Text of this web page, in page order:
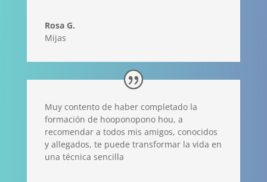
Rosa G.
Mijas
Muy contento de haber completado la
formación de hooponopono hou, a
recomendar a todos mis amigos, conocidos
y allegados, te puede transformar la vida en
una técnica sencilla